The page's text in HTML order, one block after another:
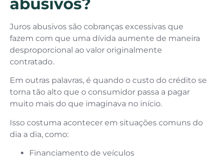
Juros abusivos são cobranças excessivas que
fazem com que uma dívida aumente de maneira
desproporcional ao valor originalmente
contratado.
Em outras palavras, é quando o custo do crédito se
torna tão alto que o consumidor passa a pagar
muito mais do que imaginava no início.
Isso costuma acontecer em situações comuns do
dia a dia, como:
Financiamento de veículos